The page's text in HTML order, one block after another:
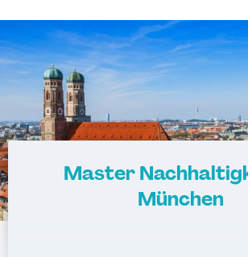
Master
München